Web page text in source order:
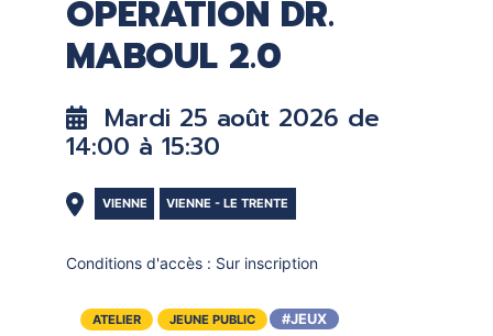
CRÉATHÈQUE
JOUER EN BIBLIOTHÈQUES
MAO - MUSIQUE ASSISTÉE PAR
ORDINATEUR
BOÎTES DE RETOUR 24H/24
POUR LES PROS
TOUS LES SERVICES
DOCUMENTS
PROLONGER - RÉSERVER
MON COMPTE LECTEUR
OPÉRATION DR.
MABOUL 2.0
Mardi 25 août 2026 de
14:00 à 15:30
VIENNE VIENNE - LE TRENTE
Conditions d'accès : Sur inscription
ATELIER JEUNE PUBLIC #JEUX